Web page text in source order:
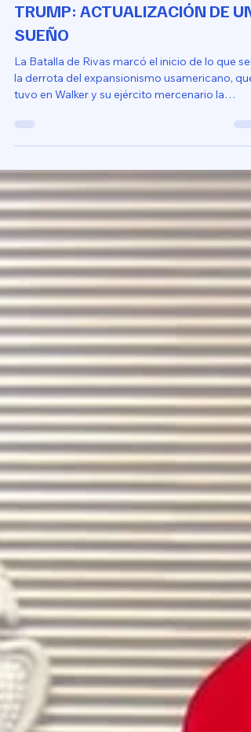
[ARTÍCULO DE OPINIÓN]
TRUMP: ACTUALIZACIÓN DE UN
SUEÑO
La Batalla de Rivas marcó el inicio de lo que
avanzadilla.